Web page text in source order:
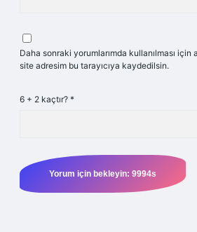
Daha sonraki yorumlarımda kullanılması için
site adresim bu tarayıcıya kaydedilsin.
6 + 2 kaçtır? *